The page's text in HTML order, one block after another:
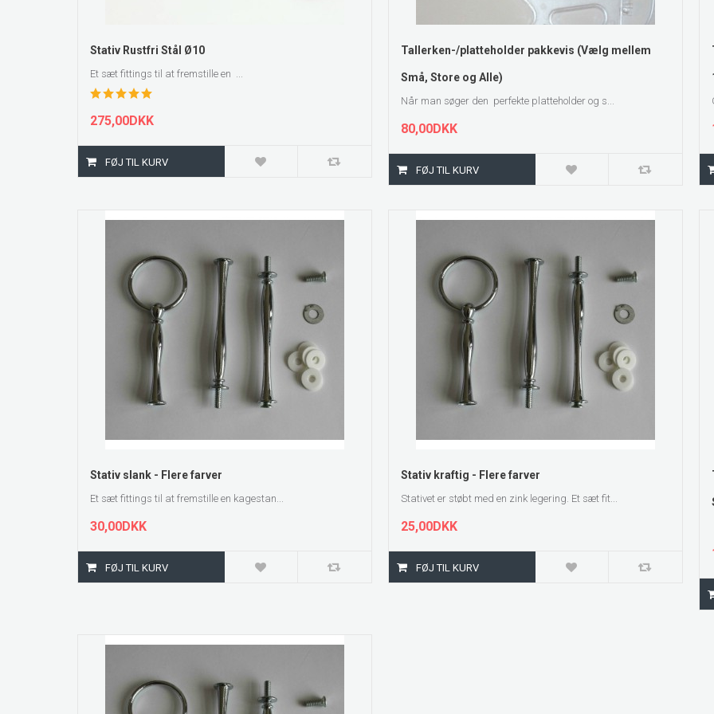
Stativ Rustfri Stål Ø10
Et sæt fittings til at fremstille en ...
275,00DKK
Tallerken-/platteholder pakkevis (Vælg mellem
Små, Store og Alle)
Når man søger den perfekte platteholder og s...
80,00DKK
Stativ slank - Flere farver
Et sæt fittings til at fremstille en kagestan...
30,00DKK
Stativ kraftig - Flere farver
Stativet er støbt med en zink legering. Et sæt fit...
25,00DKK